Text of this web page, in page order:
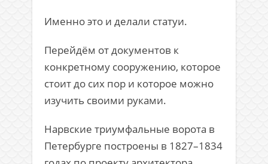
Именно это и делали статуи.
Перейдём от документов к
конкретному сооружению, которое
стоит до сих пор и которое можно
изучить своими руками.
Нарвские триумфальные ворота в
Петербурге построены в 1827–1834